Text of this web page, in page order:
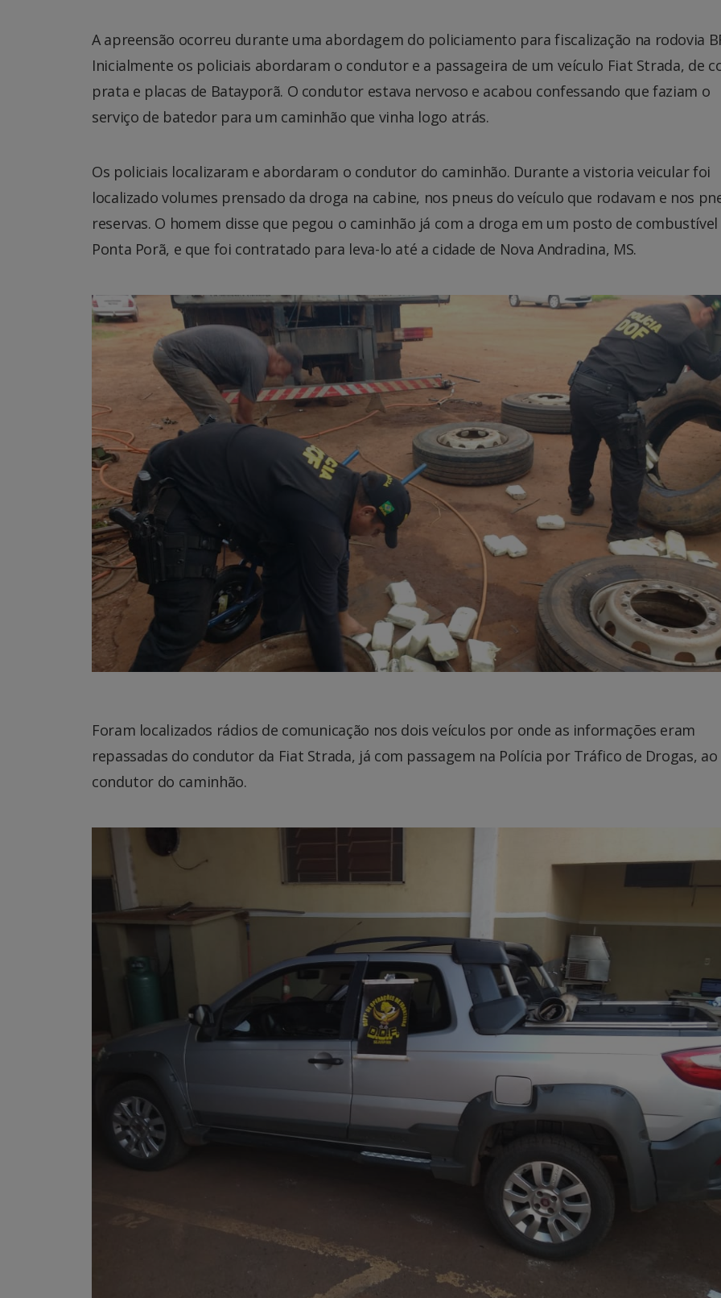
A apreensão ocorreu durante uma abordagem do policiamento para fiscalização na rodovia
Inicialmente os policiais abordaram o condutor e a passageira de um veículo Fiat Strada, de
prata e placas de Batayporã. O condutor estava nervoso e acabou confessando que faziam o
serviço de batedor para um caminhão que vinha logo atrás.
Os policiais localizaram e abordaram o condutor do caminhão. Durante a vistoria veicular foi
localizado volumes prensado da droga na cabine, nos pneus do veículo que rodavam e nos
reservas. O homem disse que pegou o caminhão já com a droga em um posto de
Ponta Porã, e que foi contratado para leva-lo até a cidade de Nova Andradina, MS.
Foram localizados rádios de comunicação nos dois veículos por onde as informações eram
repassadas do condutor da Fiat Strada, já com passagem na Polícia por Tráfico de Drogas, ao
condutor do caminhão.